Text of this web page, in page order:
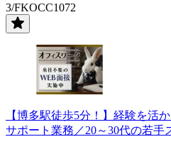
3/FKOCC1072
【博多駅徒歩5分！】経験を活
サポート業務／20～30代の若